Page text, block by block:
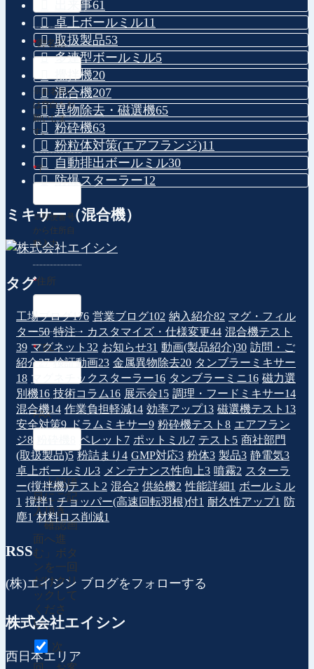
*御名前
※姓名間に
は空白をお
願いしま
す。
*〒
※郵便番号
から住所自
動入力
*住所
*TEL
FAX
上記項
目にご記
入頂き、
「確認画
面へ進
む」ボタ
ンを一回
だけクリ
ックして
くださ
い。
次
出来事61
卓上ボールミル11
取扱製品53
多連型ボールミル5
攪拌機20
混合機207
異物除去・磁選機65
粉砕機63
粉粒体対策(エアフランジ)11
自動排出ボールミル30
防爆スターラー12
ミキサー（混合機）
タグ
工場ブログ176 営業ブログ102 納入紹介82 マグ・フィル
ター50 特注・カスタマイズ・仕様変更44 混合機テスト
39 マグネット 32 お知らせ31 動画(製品紹介)30 訪問・ご
紹介27 検証動画23 金属異物除去20 タンブラーミキサー
18 マグネチックスターラー16 タンブラーミニ16 磁力選
別機16 技術コラム16 展示会15 調理・フードミキサー14
混合機14 作業負担軽減14 効率アップ13 磁選機テスト 13
安全対策9 ドラムミキサー9 粉砕機テスト 8 エアフラン
ジ8 ペレット 7 ポットミル7 テスト 5 商社部門
(取扱製品)5 粉詰まり 4 GMP対応3 粉体3 製品3 静電気3
卓上ボールミル3 メンテナンス性向上3 噴霧2 スターラ
ー(撹拌機)テスト 2 混合2 供給機2 性能詳細1 ボールミル
1 撹拌1 チョッパー(高速回転羽根)付1 耐久性アップ1 防
塵1 材料ロス削減1
RSS
(株)エイシン ブログをフォローする
株式会社エイシン
西日本エリア